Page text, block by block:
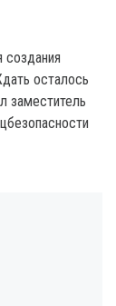
осталось
заместитель